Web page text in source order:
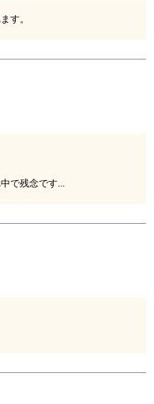
す。
で残念です...